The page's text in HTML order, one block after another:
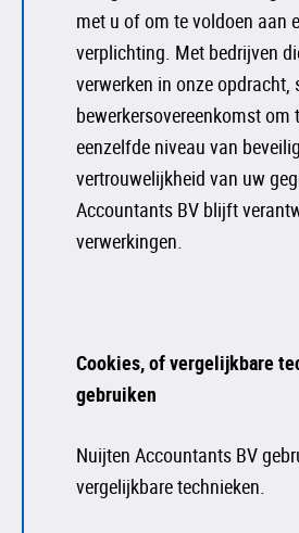
met u of om te voldoen aan
verplichting. Met bedrijven
verwerken in onze opdracht,
bewerkersovereenkomst om
eenzelfde niveau van
vertrouwelijkheid van uw
Accountants BV blijft
verwerkingen.
Cookies, of vergelijkbare
gebruiken
Nuijten Accountants BV
vergelijkbare technieken.